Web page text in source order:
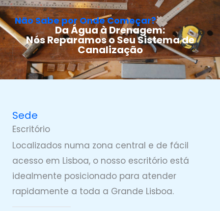
Não Sabe por Onde Começar?
Da Água à Drenagem:
Nós Reparamos o Seu Sistema de
Canalização
Sede
Escritório
Localizados numa zona central e de fácil
acesso em Lisboa, o nosso escritório está
idealmente posicionado para atender
rapidamente a toda a Grande Lisboa.